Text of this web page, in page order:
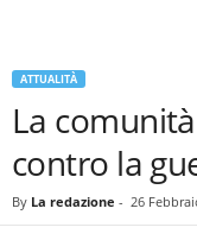
ATTUALITÀ
La
contro la
By La redazione - 26